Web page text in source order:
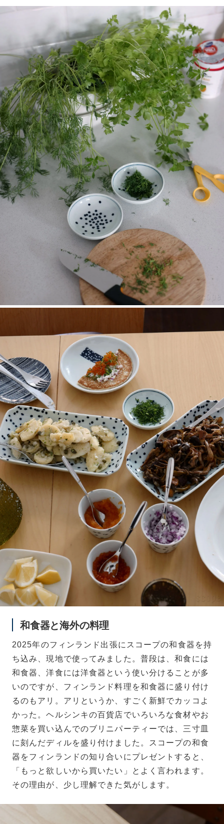
和食器と海外の料理
2025年のフィンランド出張にスコープの和食器を持
ち込み、現地で使ってみました。普段は、和食には
和食器、洋食には洋食器という使い分けることが多
いのですが、フィンランド料理を和食器に盛り付け
るのもアリ。アリというか、すごく新鮮でカッコよ
かった。ヘルシンキの百貨店でいろいろな食材やお
惣菜を買い込んでのブリニパーティーでは、三寸皿
に刻んだディルを盛り付けました。スコープの和食
器をフィンランドの知り合いにプレゼントすると、
「もっと欲しいから買いたい」とよく言われます。
その理由が、少し理解できた気がします。